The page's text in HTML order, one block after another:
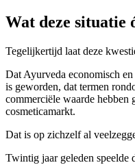
Wat deze situatie
Tegelijkertijd laat deze
Dat Ayurveda economisch
is geworden, dat termen
commerciële waarde hebben
cosmeticamarkt.
Dat is op zichzelf al
Twintig jaar geleden speelde